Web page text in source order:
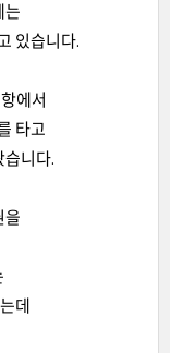
는
있습니다.
에서
타고
습니다.
을
데